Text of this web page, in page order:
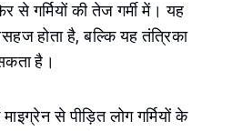
से गर्मियों की तेज गर्मी में। यह
होता है, बल्कि यह तंत्रिका
है।
से पीड़ित लोग गर्मियों के